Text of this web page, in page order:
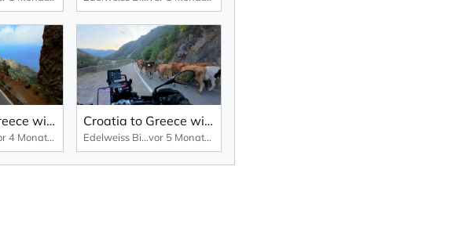
Croatia to Greece with Sterling Noren – Part 5
vor 4 Monaten
Croatia to Greece with Sterling Noren - Part 3
Edelweiss Bike Travel vor 5 Monaten